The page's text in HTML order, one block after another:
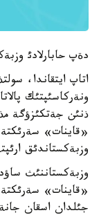
دةپ حابارلادئ
اتاپ ايتقاندا،
ونةركاسئپتئك
ذنئن جةتكئزؤگة
«قاينات»
وزبةكستاندئق
وزبةكستاننئث
جئلدان اسقان